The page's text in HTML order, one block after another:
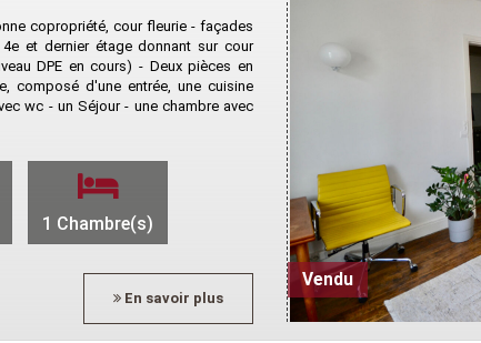
Vendu
copropriété, cour fleurie - façades
et dernier étage donnant sur cour
DPE en cours) - Deux pièces en
composé d'une entrée, une cuisine
wc - un Séjour - une chambre avec
1 Chambre(s)
En savoir plus